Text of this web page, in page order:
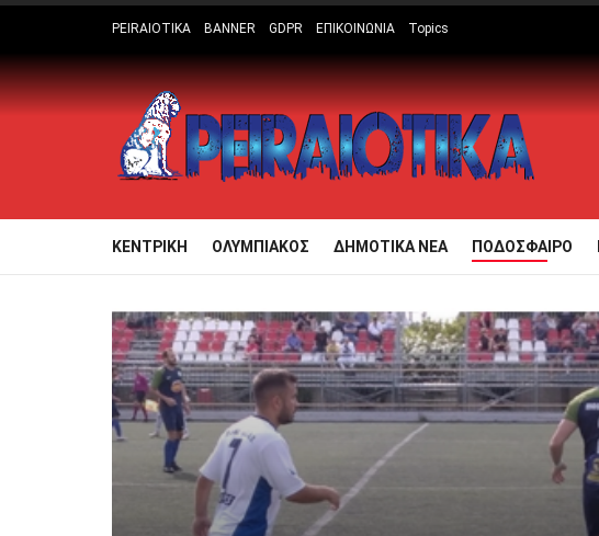
PEIRAIOTIKA BANNER GDPR ΕΠΙΚΟΙΝΩΝΙΑ Topics
ΚΕΝΤΡΙΚΗ ΟΛΥΜΠΙΑΚΟΣ ΔΗΜΟΤΙΚΑ ΝΕΑ ΠΟΔΟΣΦΑΙΡΟ